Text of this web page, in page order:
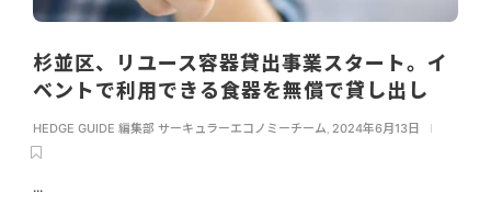
杉並区、リユース容器貸出事業スタート。イ
ベントで利用できる食器を無償で貸し出し
HEDGE GUIDE 編集部 サーキュラーエコノミーチーム 2024年6月13日
...